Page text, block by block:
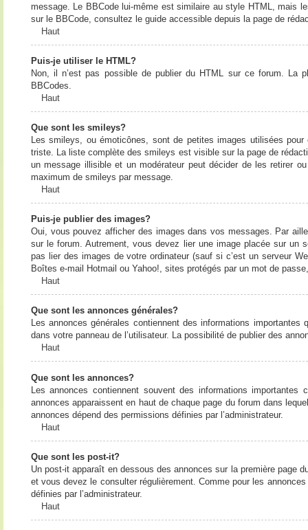
message. Le BBCode lui-même est similaire au style HTML, mais
sur le BBCode, consultez le guide accessible depuis la page de
Haut
Puis-je utiliser le HTML?
Non, il n’est pas possible de publier du HTML sur ce forum. La
BBCodes.
Haut
Que sont les smileys?
Les smileys, ou émoticônes, sont de petites images utilisées
triste. La liste complète des smileys est visible sur la page de
un message illisible et un modérateur peut décider de les retirer
maximum de smileys par message.
Haut
Puis-je publier des images?
Oui, vous pouvez afficher des images dans vos messages. Par
sur le forum. Autrement, vous devez lier une image placée sur un
pas lier des images de votre ordinateur (sauf si c’est un serveur
Boîtes e-mail Hotmail ou Yahoo!, sites protégés par un mot de
Haut
Que sont les annonces générales?
Les annonces générales contiennent des informations
dans votre panneau de l’utilisateur. La possibilité de publier des
Haut
Que sont les annonces?
Les annonces contiennent souvent des informations
annonces apparaissent en haut de chaque page du forum dans
annonces dépend des permissions définies par l’administrateur.
Haut
Que sont les post-it?
Un post-it apparaît en dessous des annonces sur la première page
et vous devez le consulter régulièrement. Comme pour les
définies par l’administrateur.
Haut